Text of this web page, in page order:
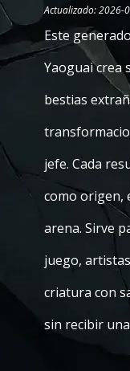
Actualizado: 2026-
Este
Yaoguai crea
bestias
jefe. Cada
como origen,
arena. Sirve
juego,
criatura con
sin recibir